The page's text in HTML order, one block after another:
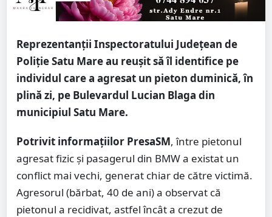
Reprezentanții Inspectoratului Județean de
Poliție Satu Mare au reușit să îl identifice pe
individul care a agresat un pieton duminică, în
plină zi, pe Bulevardul Lucian Blaga din
municipiul Satu Mare.
Potrivit informațiilor PresaSM, între pietonul
agresat fizic și pasagerul din BMW a existat un
conflict mai vechi, generat chiar de către victimă.
Agresorul (bărbat, 40 de ani) a observat că
pietonul a recidivat, astfel încât a crezut de